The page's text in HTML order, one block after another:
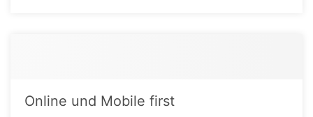
Online und Mobile first